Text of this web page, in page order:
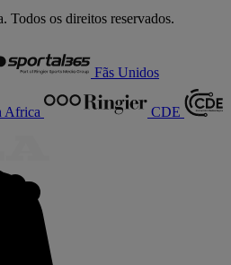
os direitos reservados.
Fãs Unidos
Africa CDE